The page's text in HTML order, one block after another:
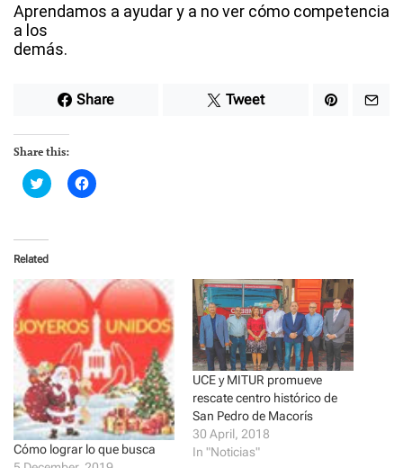
Aprendamos a ayudar y a no ver cómo competencia
a los
demás.
Share Tweet
Share this:
C
l
t
o
s
a
r
e
o
n
w
i
t
t
e
r
(
O
p
e
C
l
r
e
o
n
F
a
c
e
b
o
o
k
(
O
p
Related
Cómo lograr lo que busca
UCE y MITUR promueve
rescate centro histórico de
San Pedro de Macorís
30 April, 2018
In "Noticias"